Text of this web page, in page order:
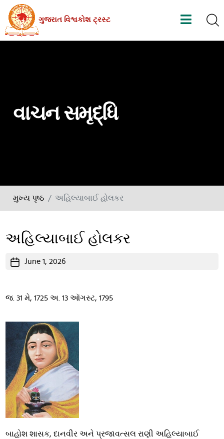
Skip
the
ગુજરાત વિશ્વકોશ ટ્રસ્ટ
વાચન સમૃદ્ધિ
મુખ્ય પૃષ્ઠ અહિલ્યાબાઈ હોલકર
અહિલ્યાબાઈ હોલકર
Post June 1, 2026
જ. 31 મે, 1725 અ. 13 ઑગસ્ટ, 1795
બાહોશ શાસક, દાનવીર અને પ્રજાવત્સલ રાણી અહિલ્યાબાઈ